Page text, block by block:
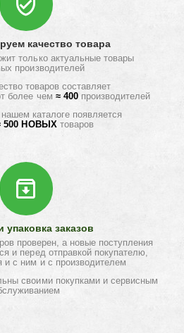
качество товара
только актуальные товары
производителей
товаров составляет
более чем ≈ 400 производителей
каталоге появляется
500 НОВЫХ товаров
упаковка заказов
проверен, а новые поступления
и перед отправкой покупателю,
и с ним и с производителем
своими покупками и сервисным